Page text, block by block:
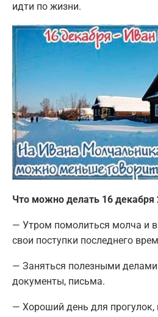
идти по жизни.
Что можно делать 16 декабря
— Утром помолиться молча и
свои поступки последнего
— Заняться полезными
документы, письма.
— Хороший день для прогулок,